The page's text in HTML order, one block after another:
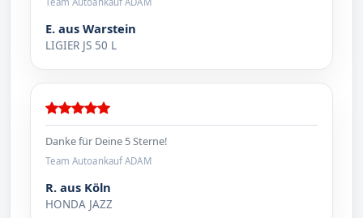
E. aus Warstein
LIGIER JS 50 L
Danke für Deine 5 Sterne!
Team Autoankauf ADAM
R. aus Köln
HONDA JAZZ